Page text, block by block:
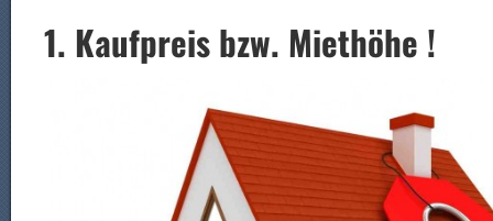
1. Kaufpreis bzw. Miethöhe !